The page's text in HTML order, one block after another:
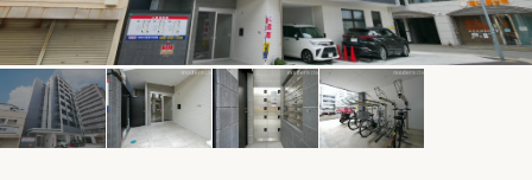
人気エリアから探す
アクセスランキング